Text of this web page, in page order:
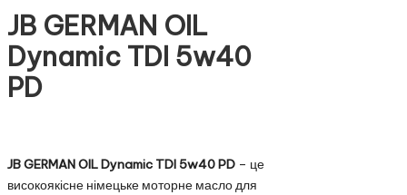
JB GERMAN OIL
Dynamic TDI 5w40
PD
JB GERMAN OIL Dynamic TDI 5w40 PD – це
високоякісне німецьке моторне масло для